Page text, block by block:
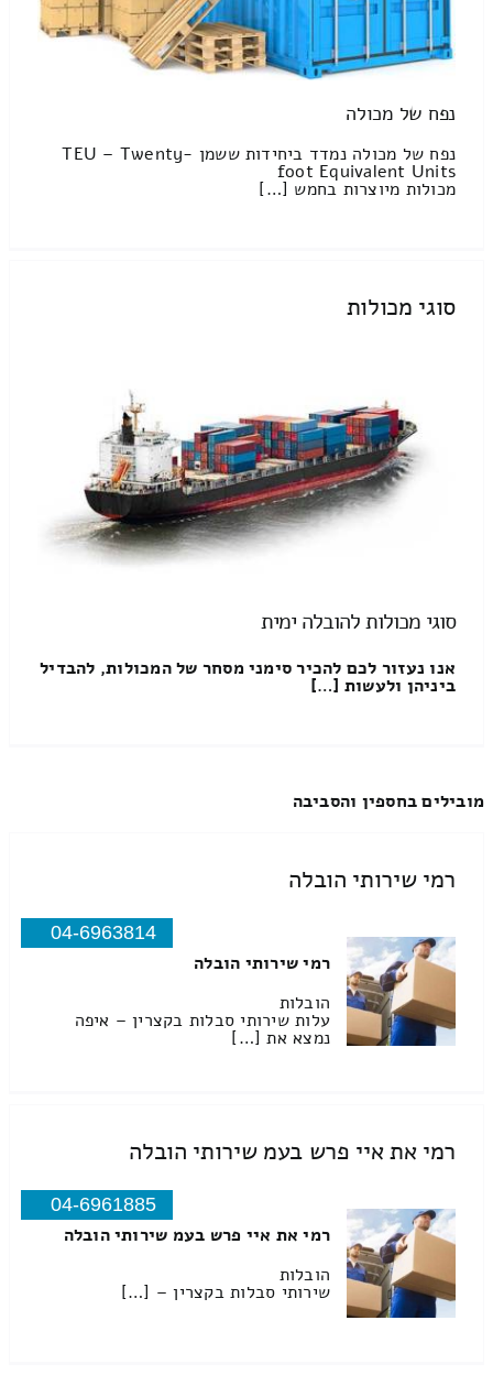
נפח של מכולה
נפח של מכולה נמדד ביחידות ששמן TEU – Twenty-
foot Equivalent Units
מכולות מיוצרות בחמש […]
סוגי מכולות
סוגי מכולות להובלה ימית
אנו נעזור לכם להכיר סימני מסחר של המכולות, להבדיל
ביניהן ולעשות […]
מובילים בחספין והסביבה
רמי שירותי הובלה
04-6963814
רמי שירותי הובלה
הובלות
עלות שירותי סבלות בקצרין – איפה
נמצא את […]
רמי את איי פרש בעמ שירותי הובלה
04-6961885
רמי את איי פרש בעמ שירותי הובלה
הובלות
שירותי סבלות בקצרין – […]